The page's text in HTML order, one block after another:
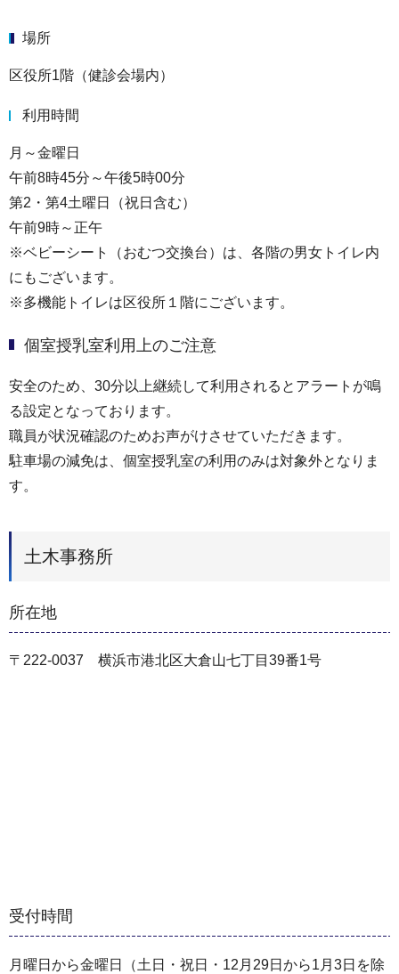
場所
区役所1階（健診会場内）
利用時間
月～金曜日
午前8時45分～午後5時00分
第2・第4土曜日（祝日含む）
午前9時～正午
※ベビーシート（おむつ交換台）は、各階の男女トイレ内
にもございます。
※多機能トイレは区役所１階にございます。
個室授乳室利用上のご注意
安全のため、30分以上継続して利用されるとアラートが鳴
る設定となっております。
職員が状況確認のためお声がけさせていただきます。
駐車場の減免は、個室授乳室の利用のみは対象外となりま
す。
土木事務所
所在地
〒222-0037 横浜市港北区大倉山七丁目39番1号
受付時間
月曜日から金曜日（土日・祝日・12月29日から1月3日を除